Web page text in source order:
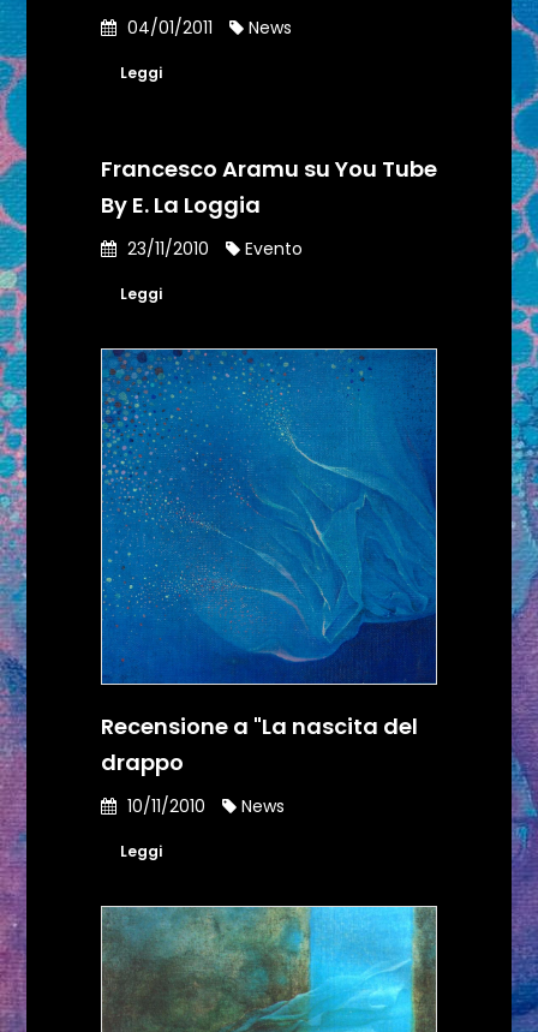
04/01/2011 News
Leggi
Francesco Aramu su You Tube
By E. La Loggia
23/11/2010 Evento
Leggi
Recensione a "La nascita del
drappo
10/11/2010 News
Leggi